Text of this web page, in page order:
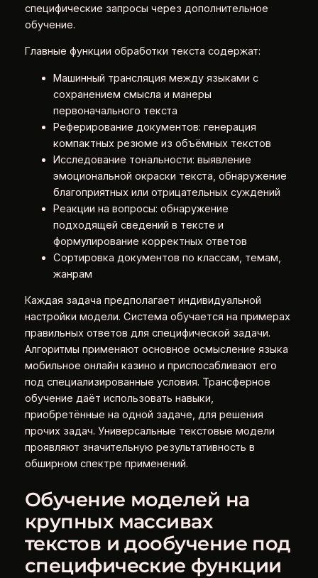
специфические запросы через дополнительное
обучение.
Главные функции обработки текста содержат:
Машинный трансляция между языками с
сохранением смысла и манеры
первоначального текста
Реферирование документов: генерация
компактных резюме из объёмных текстов
Исследование тональности: выявление
эмоциональной окраски текста, обнаружение
благоприятных или отрицательных суждений
Реакции на вопросы: обнаружение
подходящей сведений в тексте и
формулирование корректных ответов
Сортировка документов по классам, темам,
жанрам
Каждая задача предполагает индивидуальной
настройки модели. Система обучается на примерах
правильных ответов для специфической задачи.
Алгоритмы применяют основное осмысление языка
мобильное онлайн казино и приспосабливают его
под специализированные условия. Трансферное
обучение даёт использовать навыки,
приобретённые на одной задаче, для решения
прочих задач. Универсальные текстовые модели
проявляют значительную результативность в
обширном спектре применений.
Обучение моделей на
крупных массивах
текстов и дообучение под
специфические функции